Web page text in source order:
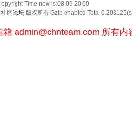
Time now is:08-09 20:00
区论坛 版权所有 Gzip enabled Total
箱 admin@chnteam.com 所有内